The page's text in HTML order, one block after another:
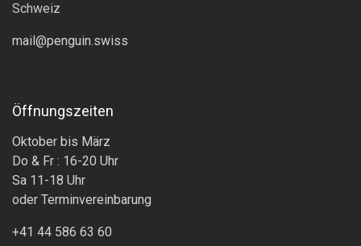
Schweiz
mail@penguin.swiss
Öffnungszeiten
Oktober bis März
Do & Fr : 16-20 Uhr
Sa 11-18 Uhr
oder Terminvereinbarung
+41 44 586 63 60